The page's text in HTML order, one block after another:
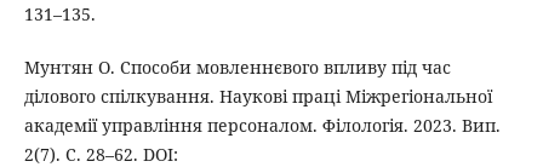
131–135.
Мунтян О. Способи мовленнєвого впливу під час
ділового спілкування. Наукові праці Міжрегіональної
академії управління персоналом. Філологія. 2023. Вип.
2(7). С. 28–62. DOI: